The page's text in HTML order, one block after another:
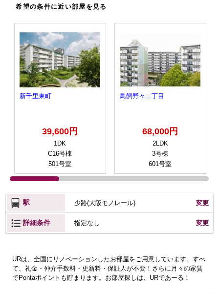
希望の条件に近い部屋を見る
新千里東町
39,600円
1DK
C16号棟
501号室
鳥飼野々二丁目
68,000円
2LDK
3号棟
601号室
駅 少路(大阪モノレール) 変更
詳細条件 指定なし 変更
URは、全国にリノベーションしたお部屋をご用意しています。すべ
て、礼金・仲介手数料・更新料・保証人が不要！さらに月々の家賃
でPontaポイントも貯まります。お部屋探しは、URであーる！